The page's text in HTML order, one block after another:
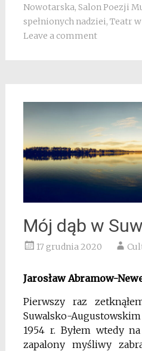
Nowotarska, Salon Poezji
spełnionych nadziei, Teatr
Leave a comment
Mój dąb w
17 grudnia 2020
Jarosław Abramow-
Pierwszy raz
Suwalsko-
1954 r. Byłem wtedy
zapalony myśliwy